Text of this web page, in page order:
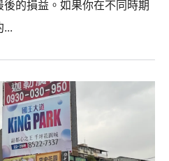
的損益。如果你在不同時期
...